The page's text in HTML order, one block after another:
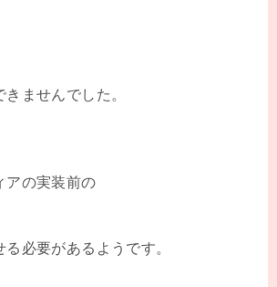
ませんでした。
アの実装前の
る必要があるようです。